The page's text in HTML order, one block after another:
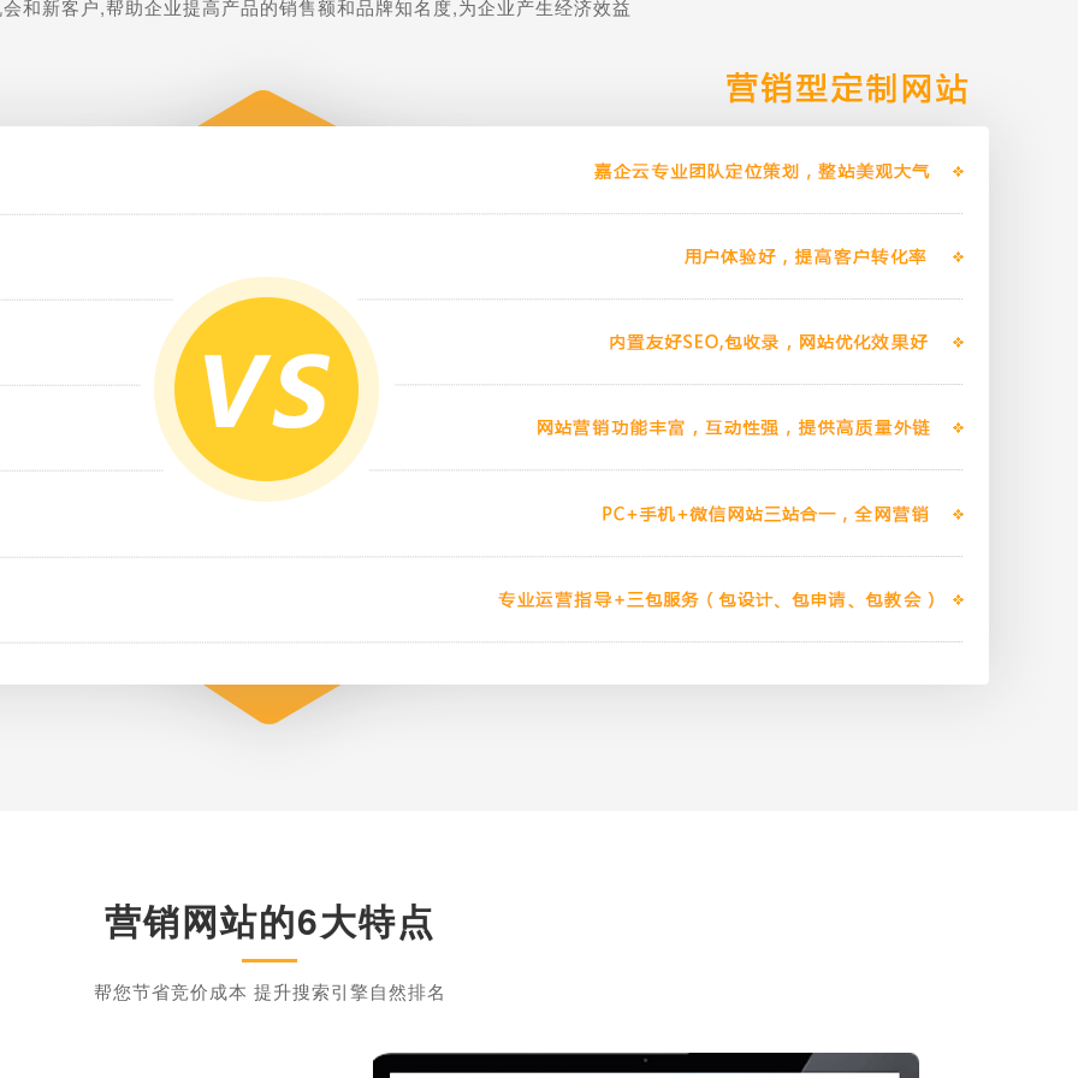
和新客户,帮助企业提高产品的销售额和品牌知名度,为企业产生经济效益
营销网站的6大特点
帮您节省竞价成本 提升搜索引擎自然排名